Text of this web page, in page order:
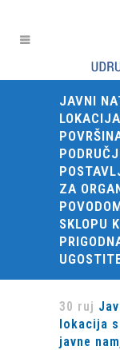
JAVNI
ZA
SKLOPU
30 ruj
lokacija
javne